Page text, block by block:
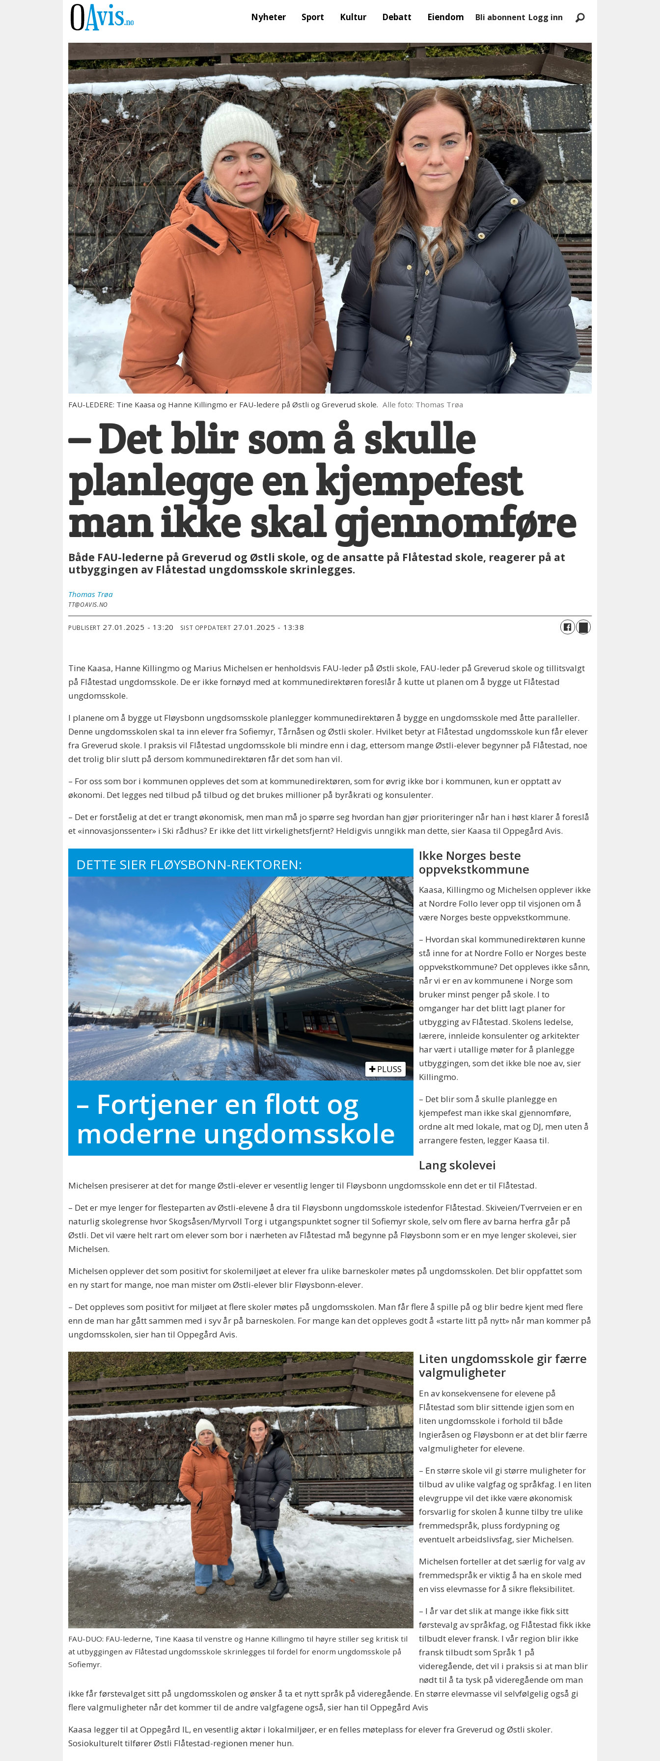
Nyheter Sport Kultur Debatt Eiendom Bli abonnent Logg inn
FAU-LEDERE: Tine Kaasa og Hanne Killingmo er FAU-ledere på Østli og Greverud skole. Alle foto: Thomas Trøa
– Det blir som å skulle
planlegge en kjempefest
man ikke skal gjennomføre
Både FAU-lederne på Greverud og Østli skole, og de ansatte på Flåtestad skole, reagerer på at
utbyggingen av Flåtestad ungdomsskole skrinlegges.
Thomas Trøa
TT@OAVIS.NO
PUBLISERT 27.01.2025 - 13:20 SIST OPPDATERT 27.01.2025 - 13:38
Tine Kaasa, Hanne Killingmo og Marius Michelsen er henholdsvis FAU-leder på Østli skole, FAU-leder på Greverud skole og tillitsvalgt
på Flåtestad ungdomsskole. De er ikke fornøyd med at kommunedirektøren foreslår å kutte ut planen om å bygge ut Flåtestad
ungdomsskole.
I planene om å bygge ut Fløysbonn ungdsomsskole planlegger kommunedirektøren å bygge en ungdomsskole med åtte paralleller.
Denne ungdomsskolen skal ta inn elever fra Sofiemyr, Tårnåsen og Østli skoler. Hvilket betyr at Flåtestad ungdomsskole kun får elever
fra Greverud skole. I praksis vil Flåtestad ungdomsskole bli mindre enn i dag, ettersom mange Østli-elever begynner på Flåtestad, noe
det trolig blir slutt på dersom kommunedirektøren får det som han vil.
– For oss som bor i kommunen oppleves det som at kommunedirektøren, som for øvrig ikke bor i kommunen, kun er opptatt av
økonomi. Det legges ned tilbud på tilbud og det brukes millioner på byråkrati og konsulenter.
– Det er forståelig at det er trangt økonomisk, men man må jo spørre seg hvordan han gjør prioriteringer når han i høst klarer å foreslå
et «innovasjonssenter» i Ski rådhus? Er ikke det litt virkelighetsfjernt? Heldigvis unngikk man dette, sier Kaasa til Oppegård Avis.
DETTE SIER FLØYSBONN-REKTOREN:
PLUSS
– Fortjener en flott og
moderne ungdomsskole
Ikke Norges beste
oppvekstkommune
Kaasa, Killingmo og Michelsen opplever ikke
at Nordre Follo lever opp til visjonen om å
være Norges beste oppvekstkommune.
– Hvordan skal kommunedirektøren kunne
stå inne for at Nordre Follo er Norges beste
oppvekstkommune? Det oppleves ikke sånn,
når vi er en av kommunene i Norge som
bruker minst penger på skole. I to
omganger har det blitt lagt planer for
utbygging av Flåtestad. Skolens ledelse,
lærere, innleide konsulenter og arkitekter
har vært i utallige møter for å planlegge
utbyggingen, som det ikke ble noe av, sier
Killingmo.
– Det blir som å skulle planlegge en
kjempefest man ikke skal gjennomføre,
ordne alt med lokale, mat og DJ, men uten å
arrangere festen, legger Kaasa til.
Lang skolevei
Michelsen presiserer at det for mange Østli-elever er vesentlig lenger til Fløysbonn ungdomsskole enn det er til Flåtestad.
– Det er mye lenger for flesteparten av Østli-elevene å dra til Fløysbonn ungdomsskole istedenfor Flåtestad. Skiveien/Tverrveien er en
naturlig skolegrense hvor Skogsåsen/Myrvoll Torg i utgangspunktet sogner til Sofiemyr skole, selv om flere av barna herfra går på
Østli. Det vil være helt rart om elever som bor i nærheten av Flåtestad må begynne på Fløysbonn som er en mye lenger skolevei, sier
Michelsen.
Michelsen opplever det som positivt for skolemiljøet at elever fra ulike barneskoler møtes på ungdomsskolen. Det blir oppfattet som
en ny start for mange, noe man mister om Østli-elever blir Fløysbonn-elever.
– Det oppleves som positivt for miljøet at flere skoler møtes på ungdomsskolen. Man får flere å spille på og blir bedre kjent med flere
enn de man har gått sammen med i syv år på barneskolen. For mange kan det oppleves godt å «starte litt på nytt» når man kommer på
ungdomsskolen, sier han til Oppegård Avis.
FAU-DUO: FAU-lederne, Tine Kaasa til venstre og Hanne Killingmo til høyre stiller seg kritisk til
at utbyggingen av Flåtestad ungdomsskole skrinlegges til fordel for enorm ungdomsskole på
Sofiemyr.
Liten ungdomsskole gir færre
valgmuligheter
En av konsekvensene for elevene på
Flåtestad som blir sittende igjen som en
liten ungdomsskole i forhold til både
Ingieråsen og Fløysbonn er at det blir færre
valgmuligheter for elevene.
– En større skole vil gi større muligheter for
tilbud av ulike valgfag og språkfag. I en liten
elevgruppe vil det ikke være økonomisk
forsvarlig for skolen å kunne tilby tre ulike
fremmedspråk, pluss fordypning og
eventuelt arbeidslivsfag, sier Michelsen.
Michelsen forteller at det særlig for valg av
fremmedspråk er viktig å ha en skole med
en viss elevmasse for å sikre fleksibilitet.
– I år var det slik at mange ikke fikk sitt
førstevalg av språkfag, og Flåtestad fikk ikke
tilbudt elever fransk. I vår region blir ikke
fransk tilbudt som Språk 1 på
videregående, det vil i praksis si at man blir
nødt til å ta tysk på videregående om man
ikke får førstevalget sitt på ungdomsskolen og ønsker å ta et nytt språk på videregående. En større elevmasse vil selvfølgelig også gi
flere valgmuligheter når det kommer til de andre valgfagene også, sier han til Oppegård Avis
Kaasa legger til at Oppegård IL, en vesentlig aktør i lokalmiljøer, er en felles møteplass for elever fra Greverud og Østli skoler.
Sosiokulturelt tilfører Østli Flåtestad-regionen mener hun.